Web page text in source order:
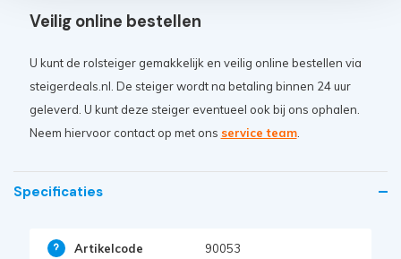
Veilig online bestellen
U kunt de rolsteiger gemakkelijk en veilig online bestellen via
steigerdeals.nl. De steiger wordt na betaling binnen 24 uur
geleverd. U kunt deze steiger eventueel ook bij ons ophalen.
Neem hiervoor contact op met ons service team.
Specificaties
Artikelcode 90053